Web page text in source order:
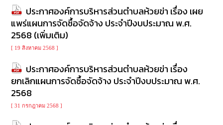
การ
ทุจริต
มาตรการ
ส่ง
เสริม
คุณธรรม
และ
ความ
โปร่งใส
ประกาศองค์การบริหารส่วนตำบลห้วยข่า เรื่อง เผย
แพร่แผนการจัดซื้อจัดจ้าง ประจำปีงบประมาณ พ.ศ.
2568 (เพิ่มเติม)
[ 19 สิงหาคม 2568 ]
ประกาศองค์การบริหารส่วนตำบลห้วยข่า เรื่อง
ยกเลิกแผนการจัดซื้อจัดจ้าง ประจำปีงบประมาณ พ.ศ.
2568
[ 31 กรกฎาคม 2568 ]